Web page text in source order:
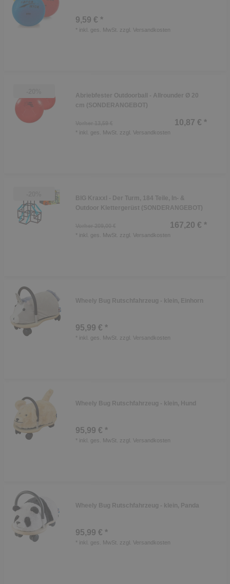
9,59 € *
* inkl. ges. MwSt. zzgl. Versandkosten
Abriebfester Outdoorball - Allrounder Ø 20
cm (SONDERANGEBOT)
10,87 € *
* inkl. ges. MwSt. zzgl. Versandkosten
BIG Kraxxl - Der Turm, 184 Teile, In- &
Outdoor Klettergerüst (SONDERANGEBOT)
167,20 € *
* inkl. ges. MwSt. zzgl. Versandkosten
Wheely Bug Rutschfahrzeug - klein, Einhorn
95,99 € *
* inkl. ges. MwSt. zzgl. Versandkosten
Wheely Bug Rutschfahrzeug - klein, Hund
95,99 € *
* inkl. ges. MwSt. zzgl. Versandkosten
Wheely Bug Rutschfahrzeug - klein, Panda
95,99 € *
* inkl. ges. MwSt. zzgl. Versandkosten